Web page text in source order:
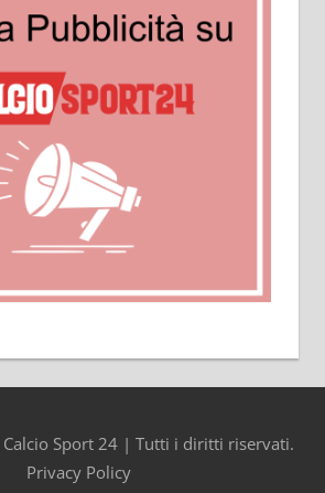
Sport 24 | Tutti i diritti riservati.
Privacy Policy